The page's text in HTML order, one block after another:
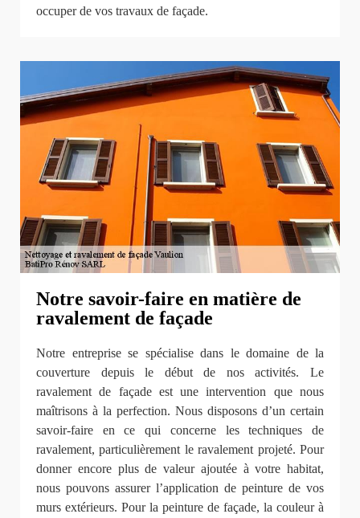
occuper de vos travaux de façade.
Notre savoir-faire en matière de
ravalement de façade
Notre entreprise se spécialise dans le domaine de la
couverture depuis le début de nos activités. Le
ravalement de façade est une intervention que nous
maîtrisons à la perfection. Nous disposons d’un certain
savoir-faire en ce qui concerne les techniques de
ravalement, particulièrement le ravalement projeté. Pour
donner encore plus de valeur ajoutée à votre habitat,
nous pouvons assurer l’application de peinture de vos
murs extérieurs. Pour la peinture de façade, la couleur à